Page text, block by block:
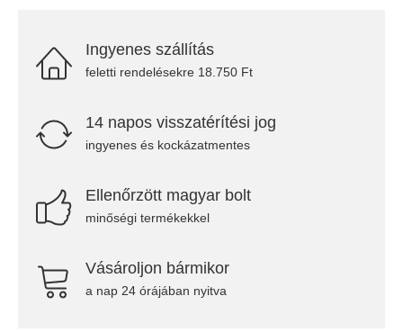
Ingyenes szállítás
feletti rendelésekre 18.750 Ft
14 napos visszatérítési jog
ingyenes és kockázatmentes
Ellenőrzött magyar bolt
minőségi termékekkel
Vásároljon bármikor
a nap 24 órájában nyitva